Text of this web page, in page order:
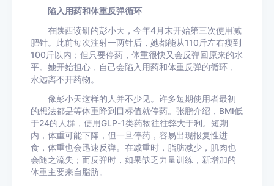
陷入用药和体重反弹循环
在陕西读研的彭小天，今年4月末开始第三次使用减
肥针。此前每次注射一两针后，她都能从110斤左右瘦到
100斤以内；但只要停药，体重很快又会反弹回原来的水
平。她开始担心，自己会陷入用药和体重反弹的循环，
永远离不开药物。
像彭小天这样的人并不少见。许多短期使用者最初
的想法都是等体重降到目标值就停药。张鹏介绍，BMI低
于24的人群，使用GLP-1类药物往往弊大于利。短期
内，体重可能下降，但一旦停药，容易出现报复性进
食，体重也会迅速反弹。在减重时，脂肪减少，肌肉也
会随之流失；而反弹时，如果缺乏力量训练，新增加的
体重主要来自脂肪。